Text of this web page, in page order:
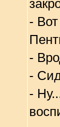
-
-
-
-